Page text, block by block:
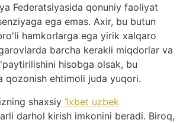
Federatsiyasida qonuniy faoliyat
ega emas. Axir, bu butun
hamkorlarga ega yirik xalqaro
barcha kerakli miqdorlar va
hisobga olsak, bu
qozonish ehtimoli juda yuqori.
shaxsiy 1xbet uzbek
darhol kirish imkonini beradi. Biroq,